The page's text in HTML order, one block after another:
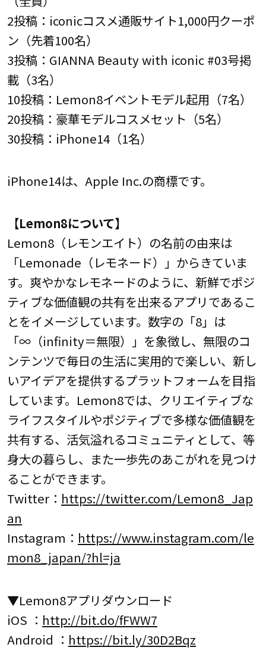
2投稿：iconicコスメ通販サイト1,000円クーポ
ン（先着100名）
3投稿：GIANNA Beauty with iconic #03号掲
載（3名）
10投稿：Lemon8イベントモデル起用（7名）
20投稿：豪華モデルコスメセット（5名）
30投稿：iPhone14（1名）
iPhone14は、Apple Inc.の商標です。
【Lemon8について】
Lemon8（レモンエイト）の名前の由来は
「Lemonade（レモネード）」からきていま
す。爽やかなレモネードのように、新鮮でポジ
ティブな価値観の共有を出来るアプリであるこ
とをイメージしています。数字の「8」は
「∞（infinity＝無限）」を象徴し、無限のコ
ンテンツで毎日の生活に実用的で楽しい、新し
いアイデアを提供するプラットフォームを目指
しています。Lemon8では、クリエイティブな
ライフスタイルやポジティブで多様な価値観を
共有する、活気溢れるコミュニティとして、等
身大の暮らし、また一歩先のあこがれを見つけ
ることができます。
Twitter： https://twitter.com/Lemon8_Jap
an
Instagram： https://www.instagram.com/le
mon8_japan/?hl=ja
▼Lemon8アプリダウンロード
iOS ： http://bit.do/fFWW7
Android ： https://bit.ly/30D2Bqz